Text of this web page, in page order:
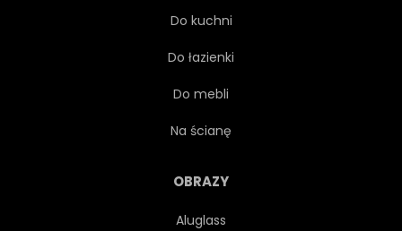
Do kuchni
Do łazienki
Do mebli
Na ścianę
OBRAZY
Aluglass